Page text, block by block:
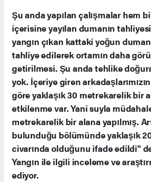
Şu anda yapılan çalışmalar hem
içerisine yayılan dumanın
yangın çıkan kattaki yoğun
tahliye edilerek ortamın daha
getirilmesi. Şu anda tehlike
yok. İçeriye giren
göre yaklaşık 30 metrekarelik bir
etkilenme var. Yani suyla
metrekarelik bir alana yapılmış.
bulunduğu bölümünde yaklaşık
civarında olduğunu ifade edildi"
Yangın ile ilgili inceleme ve
ediyor.